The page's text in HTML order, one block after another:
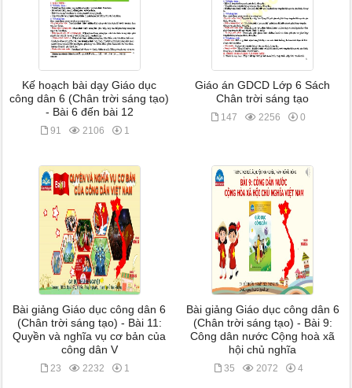
Kế hoạch bài dạy Giáo dục
công dân 6 (Chân trời sáng tạo)
- Bài 6 đến bài 12
91 2106 1
Giáo án GDCD Lớp 6 Sách
Chân trời sáng tạo
147 2256 0
Bài giảng Giáo dục công dân 6
(Chân trời sáng tạo) - Bài 11:
Quyền và nghĩa vụ cơ bản của
công dân V
23 2232 1
Bài giảng Giáo dục công dân 6
(Chân trời sáng tạo) - Bài 9:
Công dân nước Cộng hoà xã
hội chủ nghĩa
35 2072 4